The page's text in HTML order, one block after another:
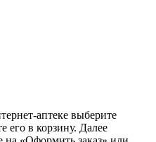
аптеке выберите
его в корзину. Далее